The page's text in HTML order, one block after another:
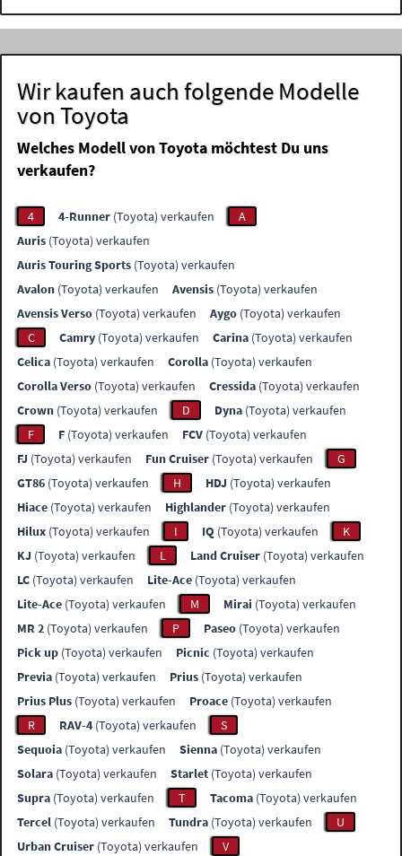
Wir kaufen auch folgende Modelle
von Toyota
Welches Modell von Toyota möchtest Du uns
verkaufen?
4 4-Runner (Toyota) verkaufen
A
Auris (Toyota) verkaufen
Auris Touring Sports (Toyota) verkaufen
Avalon (Toyota) verkaufen Avensis (Toyota) verkaufen
Avensis Verso (Toyota) verkaufen Aygo (Toyota) verkaufen
C
Camry (Toyota) verkaufen Carina (Toyota) verkaufen
Celica (Toyota) verkaufen Corolla (Toyota) verkaufen
Corolla Verso (Toyota) verkaufen Cressida (Toyota) verkaufen
Crown (Toyota) verkaufen D Dyna (Toyota) verkaufen
F
F (Toyota) verkaufen FCV (Toyota) verkaufen
FJ (Toyota) verkaufen Fun Cruiser (Toyota) verkaufen
G
GT86 (Toyota) verkaufen H HDJ (Toyota) verkaufen
Hiace (Toyota) verkaufen Highlander (Toyota) verkaufen
Hilux (Toyota) verkaufen I IQ (Toyota) verkaufen
K
KJ (Toyota) verkaufen L Land Cruiser (Toyota) verkaufen
LC (Toyota) verkaufen Lite-Ace (Toyota) verkaufen
Lite-Ace (Toyota) verkaufen M Mirai (Toyota) verkaufen
MR 2 (Toyota) verkaufen P Paseo (Toyota) verkaufen
Pick up (Toyota) verkaufen Picnic (Toyota) verkaufen
Previa (Toyota) verkaufen Prius (Toyota) verkaufen
Prius Plus (Toyota) verkaufen Proace (Toyota) verkaufen
R
RAV-4 (Toyota) verkaufen
S
Sequoia (Toyota) verkaufen Sienna (Toyota) verkaufen
Solara (Toyota) verkaufen Starlet (Toyota) verkaufen
Supra (Toyota) verkaufen T Tacoma (Toyota) verkaufen
Tercel (Toyota) verkaufen Tundra (Toyota) verkaufen
U
Urban Cruiser (Toyota) verkaufen
V